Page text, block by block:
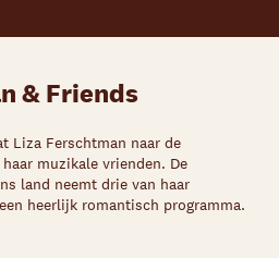
& Friends
Liza Ferschtman naar de
muzikale vrienden. De
land neemt drie van haar
heerlijk romantisch programma.